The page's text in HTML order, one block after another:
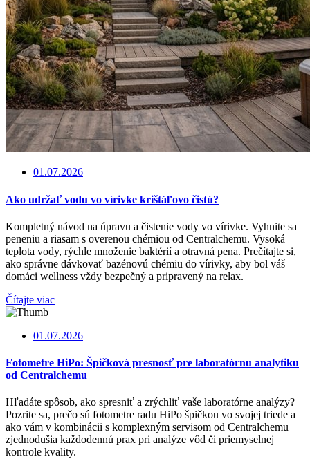
01.07.2026
Ako udržať vodu vo vírivke krištáľovo čistú?
Kompletný návod na úpravu a čistenie vody vo vírivke. Vyhnite sa
peneniu a riasam s overenou chémiou od Centralchemu. Vysoká
teplota vody, rýchle množenie baktérií a otravná pena. Prečítajte si,
ako správne dávkovať bazénovú chémiu do vírivky, aby bol váš
domáci wellness vždy bezpečný a pripravený na relax.
Čítajte viac
01.07.2026
Fotometre HiPo: Špičková presnosť pre laboratórnu analytiku
od Centralchemu
Hľadáte spôsob, ako spresniť a zrýchliť vaše laboratórne analýzy?
Pozrite sa, prečo sú fotometre radu HiPo špičkou vo svojej triede a
ako vám v kombinácii s komplexným servisom od Centralchemu
zjednodušia každodennú prax pri analýze vôd či priemyselnej
kontrole kvality.